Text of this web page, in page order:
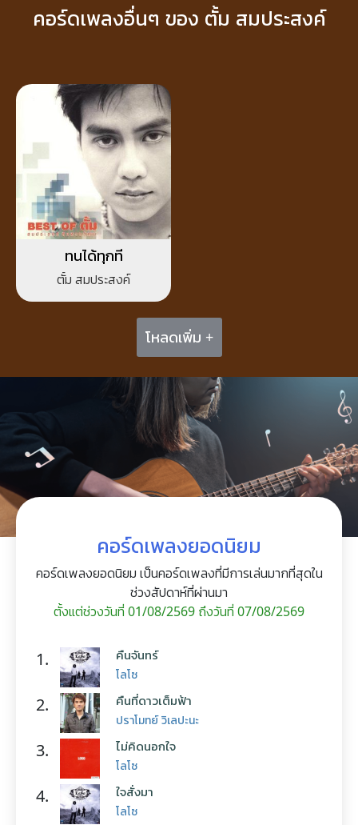
คอร์ดเพลงอื่นๆ ของ ตั้ม สมประสงค์
ทนได้ทุกที
ตั้ม สมประสงค์
โหลดเพิ่ม +
คอร์ดเพลงยอดนิยม
คอร์ดเพลงยอดนิยม เป็นคอร์ดเพลงที่มีการเล่นมากที่สุดใน
ช่วงสัปดาห์ที่ผ่านมา
ตั้งแต่ช่วงวันที่ 01/08/2569 ถึงวันที่ 07/08/2569
1. คืนจันทร์
โลโซ
2. คืนที่ดาวเต็มฟ้า
ปราโมทย์ วิเลปะนะ
3. ไม่คิดนอกใจ
โลโซ
4. ใจสั่งมา
โลโซ